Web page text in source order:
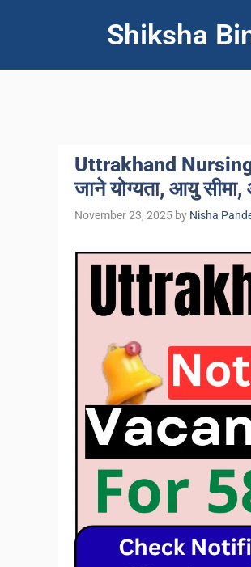
Shiksha
Uttrakhand Nursing
जाने योग्यता, आयु
November 23, 2025 by Nisha